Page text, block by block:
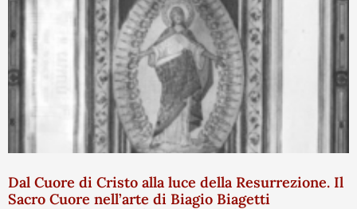
Dal Cuore di Cristo alla luce della Resurrezione. Il
Sacro Cuore nell’arte di Biagio Biagetti